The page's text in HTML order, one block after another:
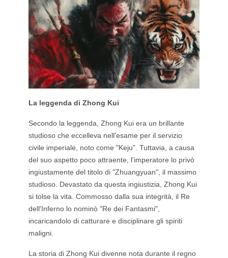
La leggenda di Zhong Kui
Secondo la leggenda, Zhong Kui era un brillante
studioso che eccelleva nell'esame per il servizio
civile imperiale, noto come "Keju". Tuttavia, a causa
del suo aspetto poco attraente, l'imperatore lo privò
ingiustamente del titolo di "Zhuangyuan", il massimo
studioso. Devastato da questa ingiustizia, Zhong Kui
si tolse la vita. Commosso dalla sua integrità, il Re
dell'Inferno lo nominò "Re dei Fantasmi",
incaricandolo di catturare e disciplinare gli spiriti
maligni.
La storia di Zhong Kui divenne nota durante il regno